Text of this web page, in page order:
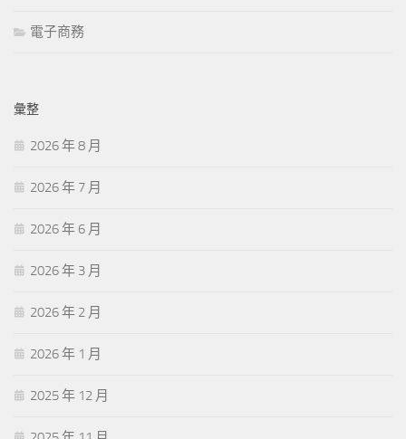
電子商務
彙整
2026 年 8 月
2026 年 7 月
2026 年 6 月
2026 年 3 月
2026 年 2 月
2026 年 1 月
2025 年 12 月